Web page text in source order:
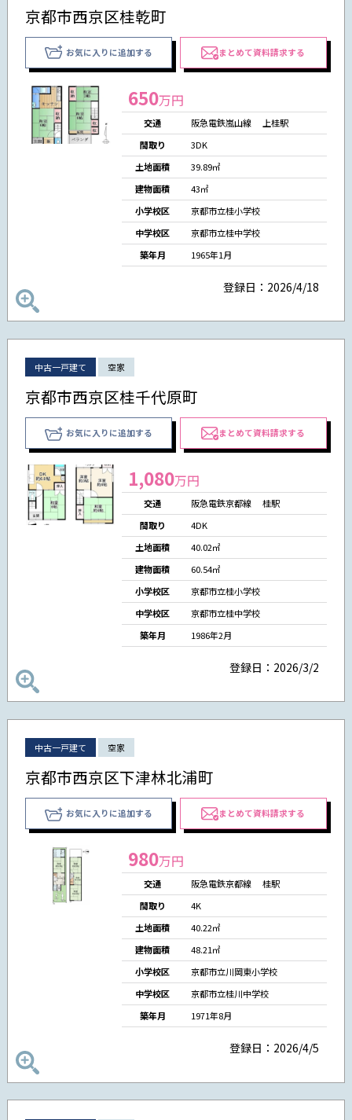
京都市西京区桂乾町
お気に入りに追加する まとめて資料請求する
650万円
交通
阪急電鉄嵐山線 上桂駅
間取り
3DK
土地面積
39.89㎡
建物面積
43㎡
小学校区
京都市立桂小学校
中学校区
京都市立桂中学校
築年月
1965年1月
登録日：2026/4/18
中古一戸建て 空家
京都市西京区桂千代原町
お気に入りに追加する まとめて資料請求する
1,080万円
交通
阪急電鉄京都線 桂駅
間取り
4DK
土地面積
40.02㎡
建物面積
60.54㎡
小学校区
京都市立桂小学校
中学校区
京都市立桂中学校
築年月
1986年2月
登録日：2026/3/2
中古一戸建て 空家
京都市西京区下津林北浦町
お気に入りに追加する まとめて資料請求する
980万円
交通
阪急電鉄京都線 桂駅
間取り
4K
土地面積
40.22㎡
建物面積
48.21㎡
小学校区
京都市立川岡東小学校
中学校区
京都市立桂川中学校
築年月
1971年8月
登録日：2026/4/5